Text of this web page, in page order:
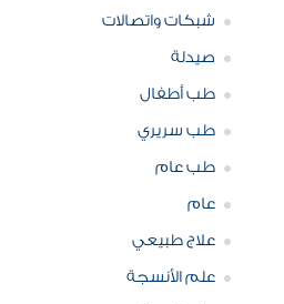
شبكات واتصالات
صيدلة
طب أطفال
طب سريري
طب عام
عام
علاج طبيعي
علم الأنسجة